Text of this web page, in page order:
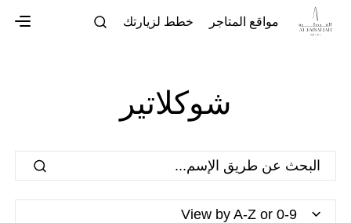
خطط لزيارتك مواقع المتاجر
شوكلاتير
View by A-Z or 0-9